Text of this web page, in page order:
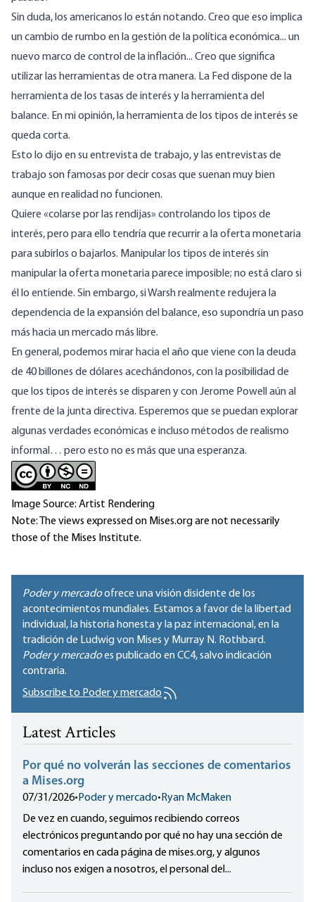
Sin duda, los americanos lo están notando. Creo que eso implica
un cambio de rumbo en la gestión de la política económica... un
nuevo marco de control de la inflación... Creo que significa
utilizar las herramientas de otra manera. La Fed dispone de la
herramienta de los tasas de interés y la herramienta del
balance. En mi opinión, la herramienta de los tipos de interés se
queda corta.
Esto lo dijo en su entrevista de trabajo, y las entrevistas de
trabajo son famosas por decir cosas que suenan muy bien
aunque en realidad no funcionen.
Quiere «colarse por las rendijas» controlando los tipos de
interés, pero para ello tendría que recurrir a la oferta monetaria
para subirlos o bajarlos. Manipular los tipos de interés sin
manipular la oferta monetaria parece imposible; no está claro si
él lo entiende. Sin embargo, si Warsh realmente redujera la
dependencia de la expansión del balance, eso supondría un paso
más hacia un mercado más libre.
En general, podemos mirar hacia el año que viene con la deuda
de 40 billones de dólares acechándonos, con la posibilidad de
que los tipos de interés se disparen y con Jerome Powell aún al
frente de la junta directiva. Esperemos que se puedan explorar
algunas verdades económicas e incluso métodos de realismo
informal… pero esto no es más que una esperanza.
Image Source: Artist Rendering
Note: The views expressed on Mises.org are not necessarily
those of the Mises Institute.
Poder y mercadoofrece una visión disidente de los
acontecimientos mundiales. Estamos a favor de la libertad
individual, la historia honesta y la paz internacional, en la
tradición de Ludwig von Mises y Murray N. Rothbard.
Poder y mercadoes publicado enCC4, salvo indicación
contraria.
Subscribe to Poder y mercado
Latest Articles
Por qué no volverán las secciones de comentarios
a Mises.org
07/31/2026• Poder y mercado• Ryan McMaken
De vez en cuando, seguimos recibiendo correos
electrónicos preguntando por qué no hay una sección de
comentarios en cada página de mises.org, y algunos
incluso nos exigen a nosotros, el personal del...